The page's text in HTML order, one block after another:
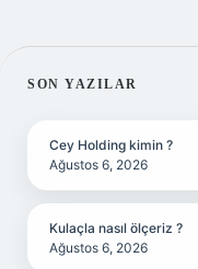
SIDEBAR
SON YAZILAR
Cey Holding kimin ?
Ağustos 6, 2026
Kulaçla nasıl ölçeriz ?
Ağustos 6, 2026